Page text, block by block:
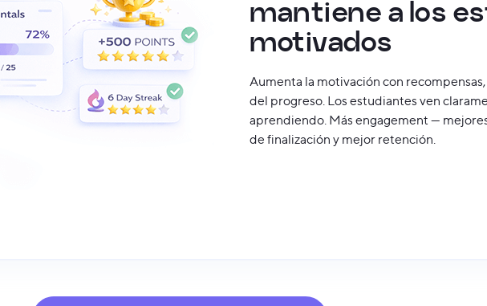
mantiene a los
motivados
Aumenta la motivación con
del progreso. Los estudiantes ven
aprendiendo. Más engagement —
de finalización y mejor retención.